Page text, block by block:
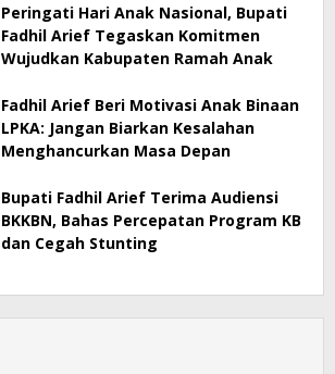
Peringati Hari Anak Nasional, Bupati
Fadhil Arief Tegaskan Komitmen
Wujudkan Kabupaten Ramah Anak
Fadhil Arief Beri Motivasi Anak Binaan
LPKA: Jangan Biarkan Kesalahan
Menghancurkan Masa Depan
Bupati Fadhil Arief Terima Audiensi
BKKBN, Bahas Percepatan Program KB
dan Cegah Stunting